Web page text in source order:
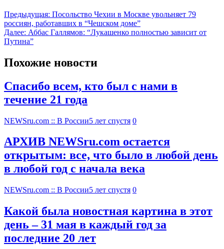
Предыдущая: Посольство Чехии в Москве увольняет 79
россиян, работавших в “Чешском доме”
Далее: Аббас Галлямов: “Лукашенко полностью зависит от
Путина”
Похожие новости
Спасибо всем, кто был с нами в
течение 21 года
NEWSru.com :: В России5 лет спустя 0
АРХИВ NEWSru.com остается
открытым: все, что было в любой день
в любой год с начала века
NEWSru.com :: В России5 лет спустя 0
Какой была новостная картина в этот
день – 31 мая в каждый год за
последние 20 лет